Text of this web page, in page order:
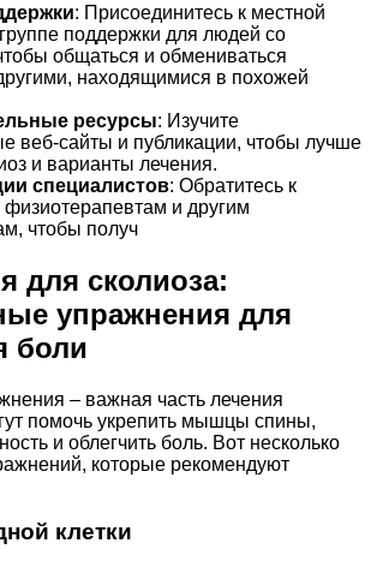
: Присоединитесь к местной
поддержки для людей со
общаться и обмениваться
находящимися в похожей
ресурсы: Изучите
веб-сайты и публикации, чтобы лучше
и варианты лечения.
специалистов: Обратитесь к
физиотерапевтам и другим
чтобы получ
для сколиоза:
упражнения для
боли
– важная часть лечения
помочь укрепить мышцы спины,
и облегчить боль. Вот несколько
которые рекомендуют
клетки